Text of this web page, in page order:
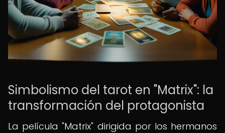
Simbolismo del tarot en "Matrix": la
transformación del protagonista
La película "Matrix" dirigida por los hermanos